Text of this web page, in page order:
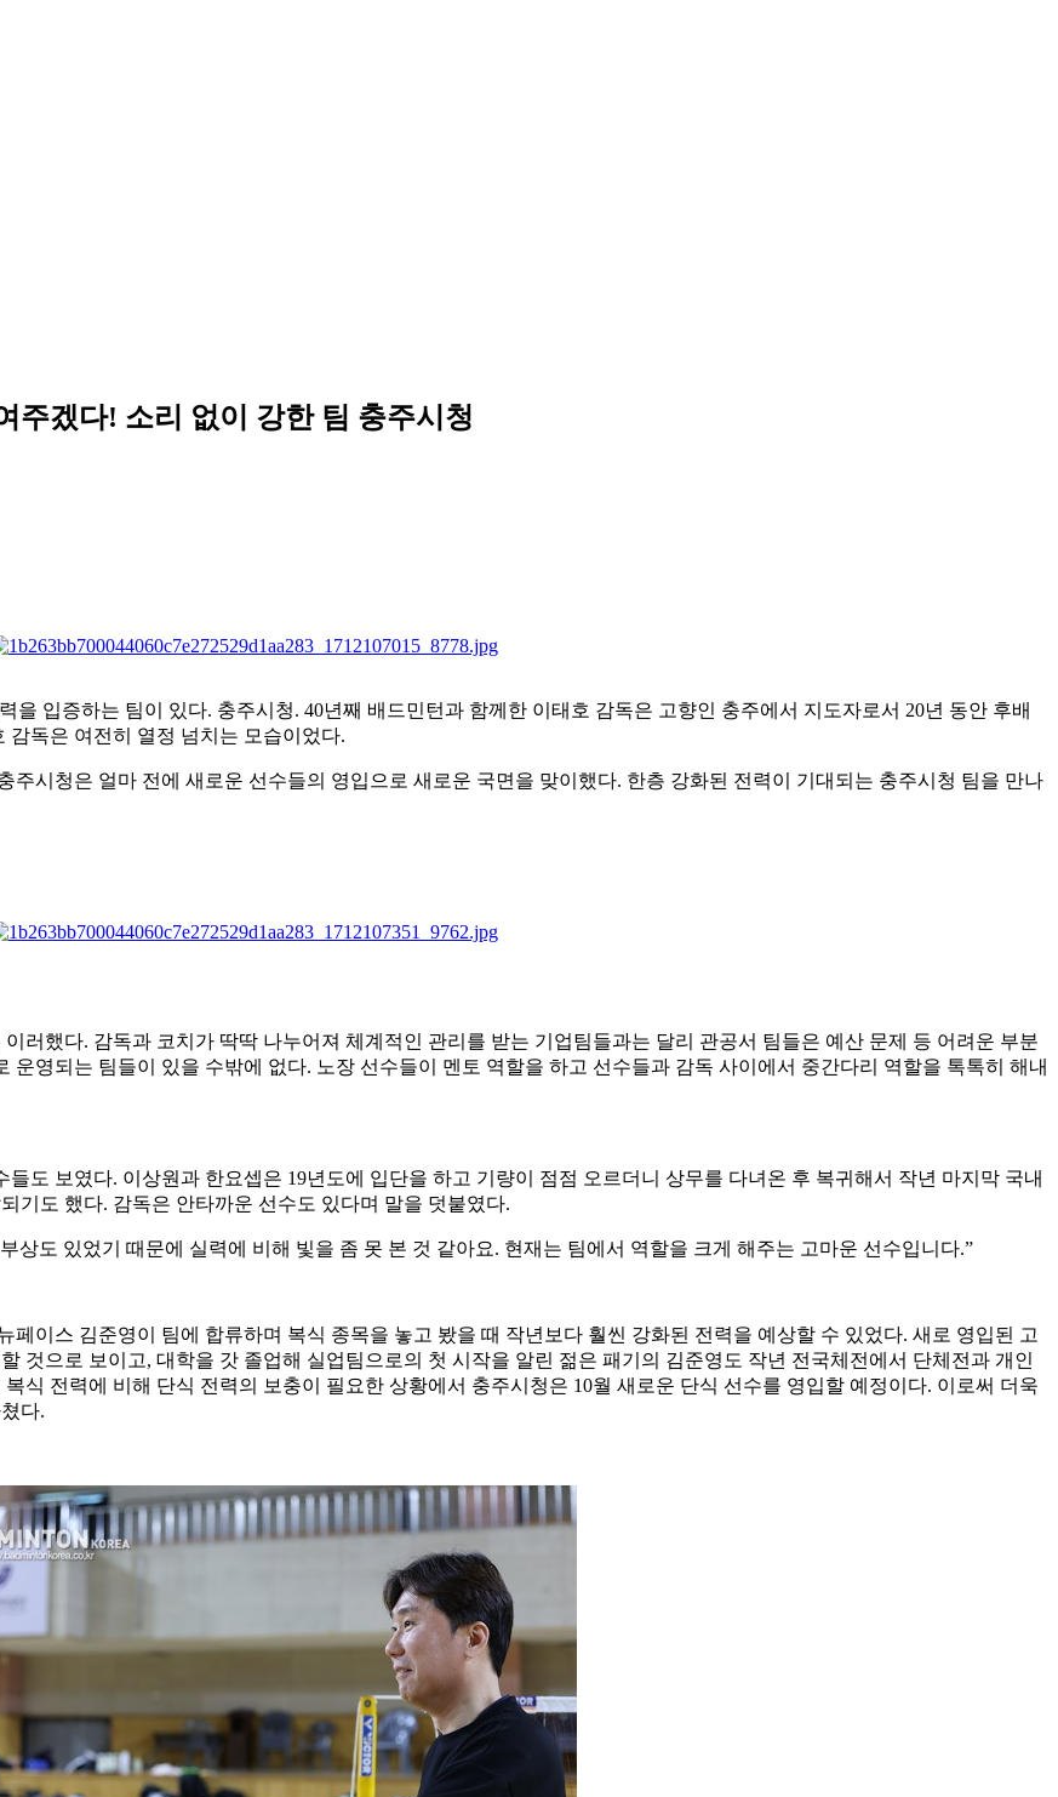
주겠다! 소리 없이 강한 팀 충주시청
을 입증하는 팀이 있다. 충주시청. 40년째 배드민턴과 함께한 이태호 감독은 고향인 충주에서 지도자로서 20년 동안 후배
감독은 여전히 열정 넘치는 모습이었다.
시청은 얼마 전에 새로운 선수들의 영입으로 새로운 국면을 맞이했다. 한층 강화된 전력이 기대되는 충주시청 팀을 만나
이러했다. 감독과 코치가 딱딱 나누어져 체계적인 관리를 받는 기업팀들과는 달리 관공서 팀들은 예산 문제 등 어려운 부분
운영되는 팀들이 있을 수밖에 없다. 노장 선수들이 멘토 역할을 하고 선수들과 감독 사이에서 중간다리 역할을 톡톡히 해내
들도 보였다. 이상원과 한요셉은 19년도에 입단을 하고 기량이 점점 오르더니 상무를 다녀온 후 복귀해서 작년 마지막 국내
기도 했다. 감독은 안타까운 선수도 있다며 말을 덧붙였다.
상도 있었기 때문에 실력에 비해 빛을 좀 못 본 것 같아요. 현재는 팀에서 역할을 크게 해주는 고마운 선수입니다.”
페이스 김준영이 팀에 합류하며 복식 종목을 놓고 봤을 때 작년보다 훨씬 강화된 전력을 예상할 수 있었다. 새로 영입된 고
것으로 보이고, 대학을 갓 졸업해 실업팀으로의 첫 시작을 알린 젊은 패기의 김준영도 작년 전국체전에서 단체전과 개인
복식 전력에 비해 단식 전력의 보충이 필요한 상황에서 충주시청은 10월 새로운 단식 선수를 영입할 예정이다. 이로써 더욱
다.